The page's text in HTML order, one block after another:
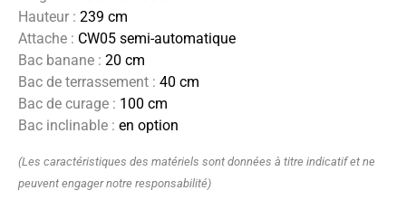
Hauteur : 239 cm
Attache : CW05 semi-automatique
Bac banane : 20 cm
Bac de terrassement : 40 cm
Bac de curage : 100 cm
Bac inclinable : en option
(Les caractéristiques des matériels sont données à titre indicatif et ne
peuvent engager notre responsabilité)